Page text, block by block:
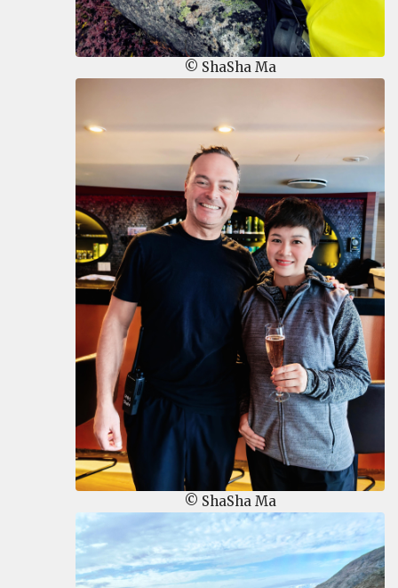
© ShaSha Ma
© ShaSha Ma